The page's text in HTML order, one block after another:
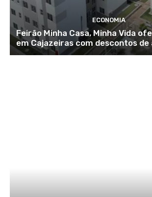
ECONOMIA
Feirão Minha Casa, Minha Vida
em Cajazeiras com descontos de